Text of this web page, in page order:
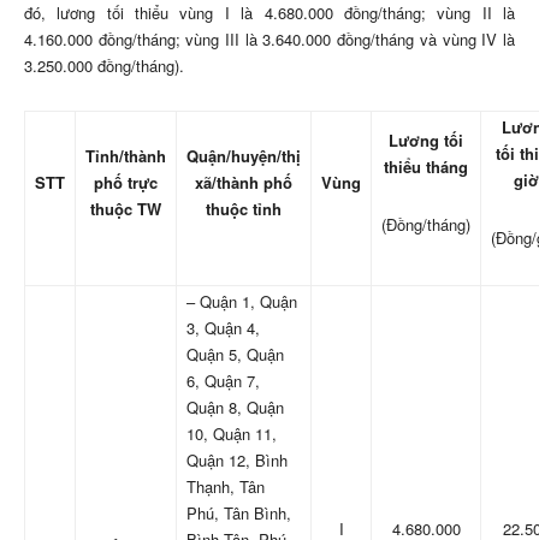
đó, lương tối thiểu vùng I là 4.680.000 đồng/tháng; vùng II là
4.160.000 đồng/tháng; vùng III là 3.640.000 đồng/tháng và vùng IV là
3.250.000 đồng/tháng).
STT
Tỉnh/thành
phố trực
thuộc TW
Quận/huyện/thị
xã/thành phố
thuộc tỉnh
Vùng
Lương tối
thiểu tháng
(Đồng/tháng)
tối
giờ
– Quận 1, Quận
3, Quận 4,
Quận 5, Quận
6, Quận 7,
Quận 8, Quận
10, Quận 11,
Quận 12, Bình
Thạnh, Tân
Phú, Tân Bình,
I 4.680.000